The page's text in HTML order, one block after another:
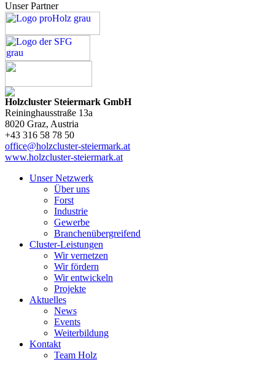
Unser Partner
Holzcluster Steiermark GmbH
Reininghausstraße 13a
8020 Graz, Austria
+43 316 58 78 50
office@holzcluster-steiermark.at
www.holzcluster-steiermark.at
Unser Netzwerk
Über uns
Forst
Industrie
Gewerbe
Branchenübergreifend
Cluster-Leistungen
Wir vernetzen
Wir fördern
Wir entwickeln
Projekte
Aktuelles
News
Events
Weiterbildung
Kontakt
Team Holz